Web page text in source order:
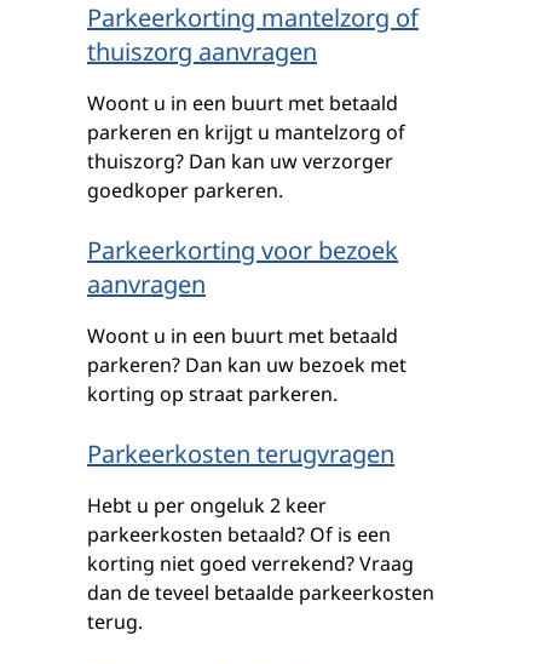
Parkeerkorting mantelzorg of
thuiszorg aanvragen
Woont u in een buurt met betaald
parkeren en krijgt u mantelzorg of
thuiszorg? Dan kan uw verzorger
goedkoper parkeren.
Parkeerkorting voor bezoek
aanvragen
Woont u in een buurt met betaald
parkeren? Dan kan uw bezoek met
korting op straat parkeren.
Parkeerkosten terugvragen
Hebt u per ongeluk 2 keer
parkeerkosten betaald? Of is een
korting niet goed verrekend? Vraag
dan de teveel betaalde parkeerkosten
terug.